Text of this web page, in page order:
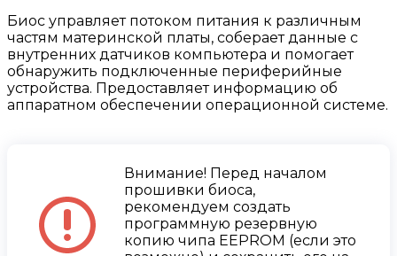
Биос управляет потоком питания к различным
частям материнской платы, соберает данные с
внутренних датчиков компьютера и помогает
обнаружить подключенные периферийные
устройства. Предоставляет информацию об
аппаратном обеспечении операционной системе.
Внимание! Перед началом
прошивки биоса,
рекомендуем создать
программную резервную
копию чипа EEPROM (если это